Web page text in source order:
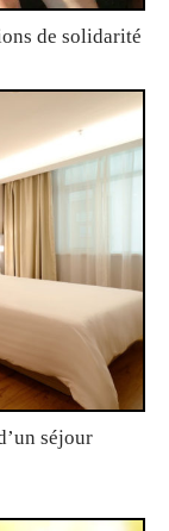
de solidarité
séjour